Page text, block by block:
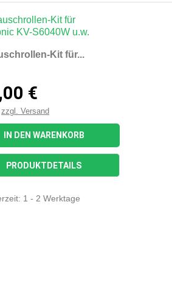
Kit für...
€
zzgl. Versand
IN DEN WARENKORB
PRODUKTDETAILS
1 - 2 Werktage